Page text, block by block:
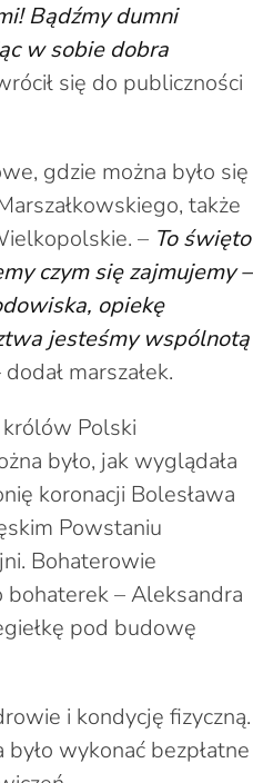
Bądźmy dumni
w sobie dobra
się do publiczności
gdzie można było się
także
– To święto
czym się zajmujemy –
opiekę
jesteśmy wspólnotą
dodał marszałek.
Polski
było, jak wyglądała
koronacji Bolesława
Powstaniu
Bohaterowie
– Aleksandra
pod budowę
i kondycję fizyczną.
wykonać bezpłatne